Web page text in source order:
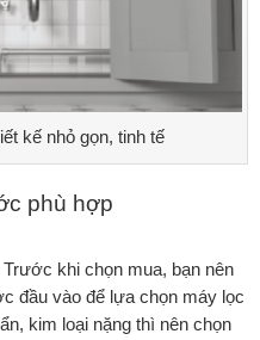
kế nhỏ gọn, tinh tế
phù hợp
Trước khi chọn mua, bạn nên
đầu vào để lựa chọn máy lọc
kim loại nặng thì nên chọn